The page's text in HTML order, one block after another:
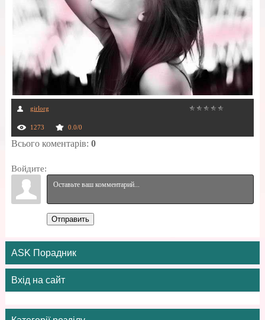
girlorg
1273 0.0/0
Всього коментарів: 0
Войдите:
Отправить
ASK Порадник
Вхід на сайт